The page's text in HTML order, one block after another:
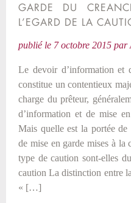
GARDE DU
L’EGARD DE LA
publié le 7 octobre 2015 par
Le devoir d’information et
constitue un contentieux
charge du prêteur,
d’information et de mise
Mais quelle est la portée
de mise en garde mises à la
type de caution sont-elles
caution La distinction entre
« […]